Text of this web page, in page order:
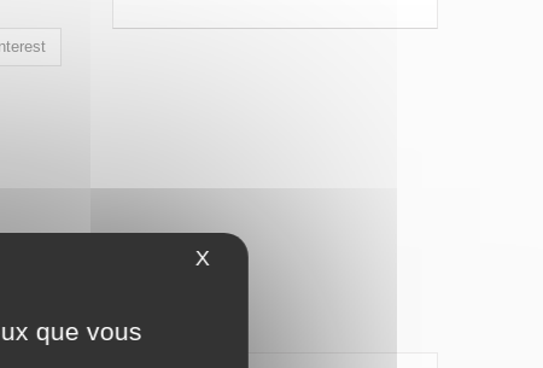
que vous
X Masquer le bandeau des cookies